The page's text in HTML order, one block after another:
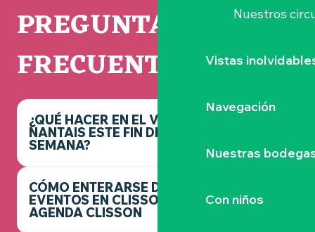
Nuestros
Vistas
Navegación
Nuestras
Con niños
PREGUNTAS
FRECUENTES
¿QUÉ HACER EN EL VIGNOBLE
NANTAIS ESTE FIN DE
SEMANA?
CÓMO ENTERARSE DE LOS
EVENTOS EN CLISSON -
AGENDA CLISSON